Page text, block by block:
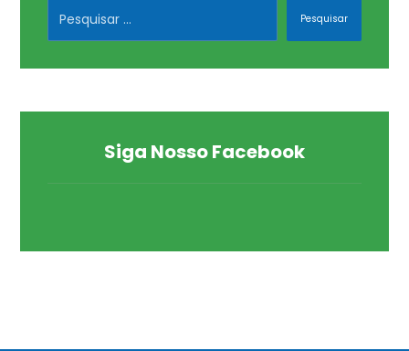
Pesquisar
Siga Nosso Facebook